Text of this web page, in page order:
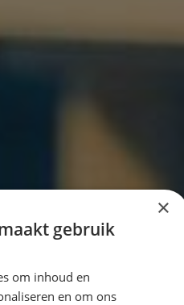
×
gebruik
om inhoud en
en om ons